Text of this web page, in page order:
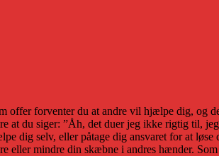
offer forventer du at andre vil hjælpe dig, og
at du siger: ”Åh, det duer jeg ikke rigtig til,
dig selv, eller påtage dig ansvaret for at
eller mindre din skæbne i andres hænder.